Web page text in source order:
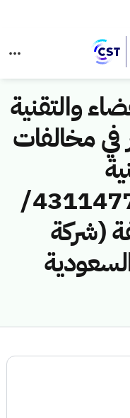
والتقنية
في مخالفات
المعلومات رقم (43114779/
(شركة